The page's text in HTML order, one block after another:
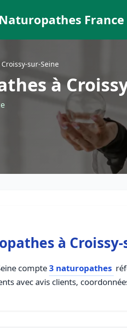
France
Croissy-sur-Seine
à
à Croissy-
compte3 naturopathes
avec avis clients,